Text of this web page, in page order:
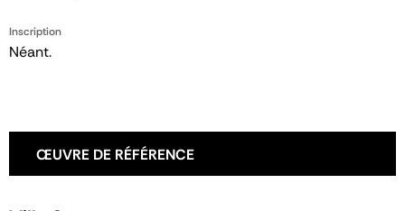
Inscription
Néant.
ŒUVRE DE RÉFÉRENCE